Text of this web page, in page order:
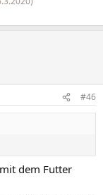
#46
dem Futter